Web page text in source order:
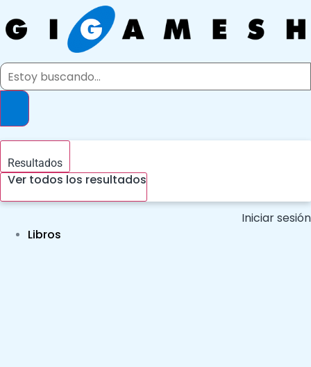
al
contenido
Search
Resultados
Ver todos los resultados
Iniciar sesión
Libros